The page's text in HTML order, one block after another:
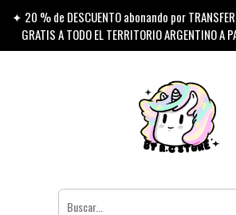
✦ 20 % de DESCUENTO abonando por
GRATIS A TODO EL TERRITORIO ARGENTINO